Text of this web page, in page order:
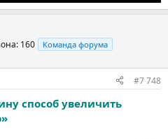
160 Команда форума
#7 748
способ увеличить